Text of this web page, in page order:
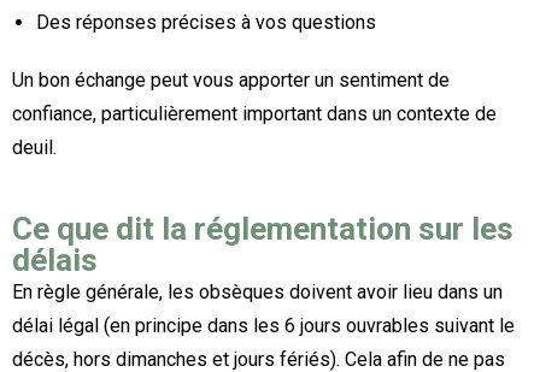
Des réponses précises à vos questions
Un bon échange peut vous apporter un sentiment de
confiance, particulièrement important dans un contexte de
deuil.
Ce que dit la réglementation sur les
délais
En règle générale, les obsèques doivent avoir lieu dans un
délai légal (en principe dans les 6 jours ouvrables suivant le
décès, hors dimanches et jours fériés). Cela afin de ne pas